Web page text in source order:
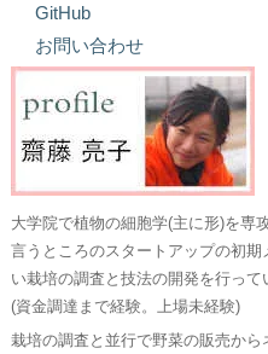
GitHub
お問い合わせ
大学院で植物の細胞学(主に形)を専
言うところのスタートアップの初
い栽培の調査と技法の開発を行って
(資金調達まで経験。上場未経験)
栽培の調査と並行で野菜の販売か